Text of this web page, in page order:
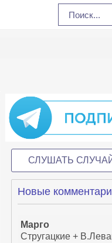
СЛУШАТЬ
Новые
Марго